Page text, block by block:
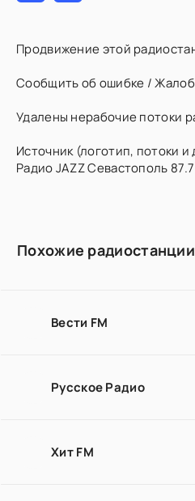
Продвижение этой
Сообщить об ошибке /
Удалены нерабочие потоки
Источник (логотип, потоки
Радио JAZZ Севастополь
Похожие радиостанции
Вести FM
Русское Радио
Хит FM